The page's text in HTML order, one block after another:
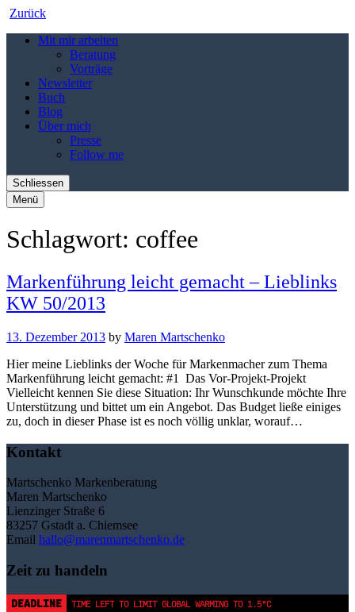
Zurück
Mit mir arbeiten
Beratung
Vorträge
Newsletter
Buch
Blog
Über mich
Presse
Follow me
Schliessen
Menü
Schlagwort: coffee
Markenführung leicht gemacht – Lieblinks
KW 50/2013
13. Dezember 2013 by Maren Martschenko
Hier meine Lieblinks der Woche für Markenmacher zum Thema
Markenführung leicht gemacht: #1 Das Vor-Projekt-Projekt
Vielleicht kennen Sie diese Situation: Ihr Wunschkunde möchte Ihre
Unterstützung und bittet um ein Angebot. Das Budget ließe einiges
zu, doch in dieser Phase ist es noch völlig unklar, worauf…
Kontakt
Martschenko Markenberatung
Maren Martschenko
Lienzinger Straße 6
83257 Gstadt a. Chiemsee
Email hallo@marenmartschenko.de
Zeit zu handeln
DEADLINE TIME LEFT TO LIMIT GLOBAL WARMING TO 1.5°C